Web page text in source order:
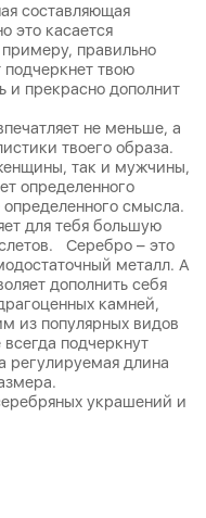
составляющая
это касается
правильно
твою
и прекрасно дополнит
не меньше, а
твоего образа.
так и мужчины,
определенного
смысла.
для тебя большую
Серебро – это
металл. А
дополнить себя
камней,
из популярных видов
подчеркнут
регулируемая длина
украшений и